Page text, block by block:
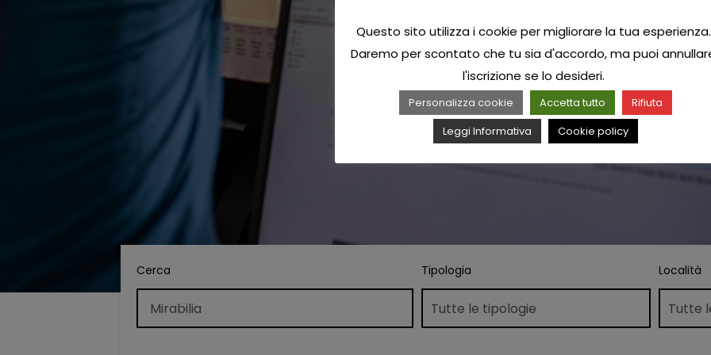
Cerca Tipologia Località
Questo sito utilizza i cookie per migliorare la tua esperienza.
Daremo per scontato che tu sia d'accordo, ma puoi
l'iscrizione se lo desideri.
Personalizza cookie Accetta tutto
Rifiuta
Leggi Informativa
Cookie policy